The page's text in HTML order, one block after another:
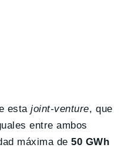
esta joint-venture, que
entre ambos
máxima de 50 GWh